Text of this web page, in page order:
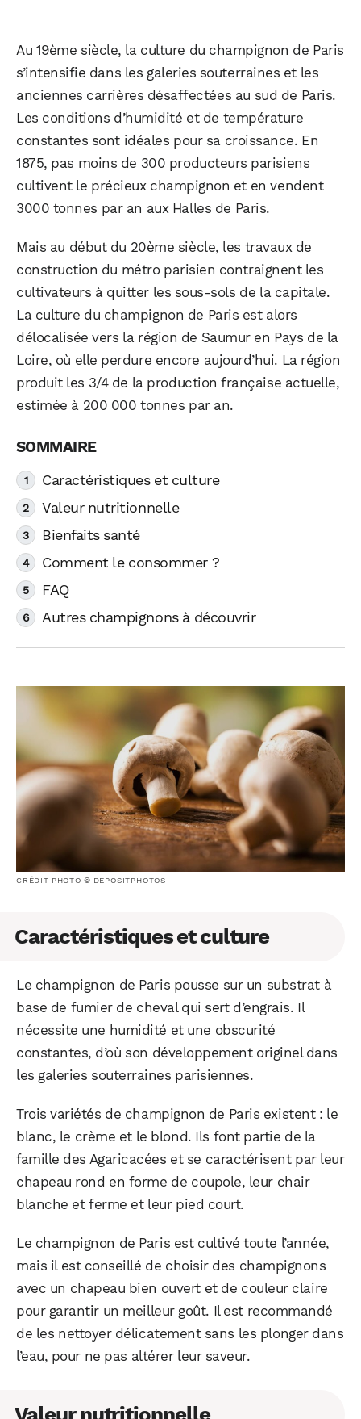
Au 19ème siècle, la culture du champignon de Paris
s’intensifie dans les galeries souterraines et les
anciennes carrières désaffectées au sud de Paris.
Les conditions d’humidité et de température
constantes sont idéales pour sa croissance. En
1875, pas moins de 300 producteurs parisiens
cultivent le précieux champignon et en vendent
3000 tonnes par an aux Halles de Paris.
Mais au début du 20ème siècle, les travaux de
construction du métro parisien contraignent les
cultivateurs à quitter les sous-sols de la capitale.
La culture du champignon de Paris est alors
délocalisée vers la région de Saumur en Pays de la
Loire, où elle perdure encore aujourd’hui. La région
produit les 3/4 de la production française actuelle,
estimée à 200 000 tonnes par an.
Caractéristiques et culture
Valeur nutritionnelle
Bienfaits santé
Comment le consommer ?
FAQ
Autres champignons à découvrir
CRÉDIT PHOTO © DEPOSITPHOTOS
Caractéristiques et culture
Le champignon de Paris pousse sur un substrat à
base de fumier de cheval qui sert d’engrais. Il
nécessite une humidité et une obscurité
constantes, d’où son développement originel dans
les galeries souterraines parisiennes.
Trois variétés de champignon de Paris existent : le
blanc, le crème et le blond. Ils font partie de la
famille des Agaricacées et se caractérisent par leur
chapeau rond en forme de coupole, leur chair
blanche et ferme et leur pied court.
Le champignon de Paris est cultivé toute l’année,
mais il est conseillé de choisir des champignons
avec un chapeau bien ouvert et de couleur claire
pour garantir un meilleur goût. Il est recommandé
de les nettoyer délicatement sans les plonger dans
l’eau, pour ne pas altérer leur saveur.